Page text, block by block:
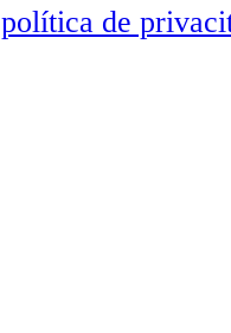
política de